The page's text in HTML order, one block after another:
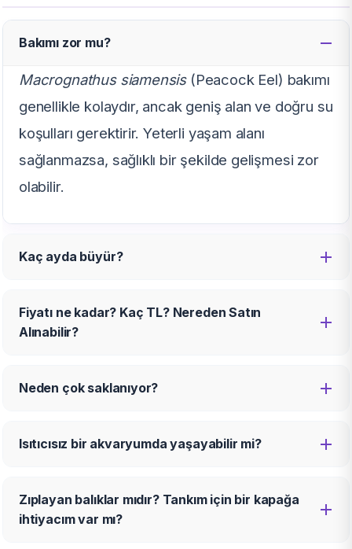
Bakımı zor mu?
Macrognathus siamensis(Peacock Eel) bakımı
genellikle kolaydır, ancak geniş alan ve doğru su
koşulları gerektirir. Yeterli yaşam alanı
sağlanmazsa, sağlıklı bir şekilde gelişmesi zor
olabilir.
Kaç ayda büyür?
Fiyatı ne kadar? Kaç TL? Nereden Satın
Alınabilir?
Neden çok saklanıyor?
Isıtıcısız bir akvaryumda yaşayabilir mi?
Zıplayan balıklar mıdır? Tankım için bir kapağa
ihtiyacım var mı?